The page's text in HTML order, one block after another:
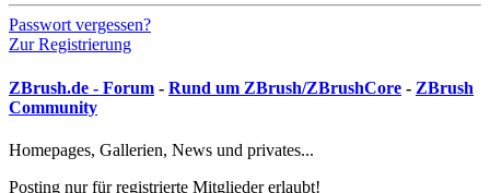
Passwort vergessen?
Zur Registrierung
ZBrush.de - Forum - Rund um ZBrush/ZBrushCore - ZBrush
Community
Homepages, Gallerien, News und privates...
Posting nur für registrierte Mitglieder erlaubt!